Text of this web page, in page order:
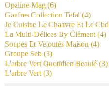
Opaline-Mag (6)
Gaufres Collection Tefal (4)
Je Cuisine Le Chanvre Et Le
La Multi-Délices By Clément (4)
Soupes Et Veloutés Maison (4)
Groupe Seb (3)
L'arbre Vert Quotidien Beauté (3)
L'arbre Vert (3)